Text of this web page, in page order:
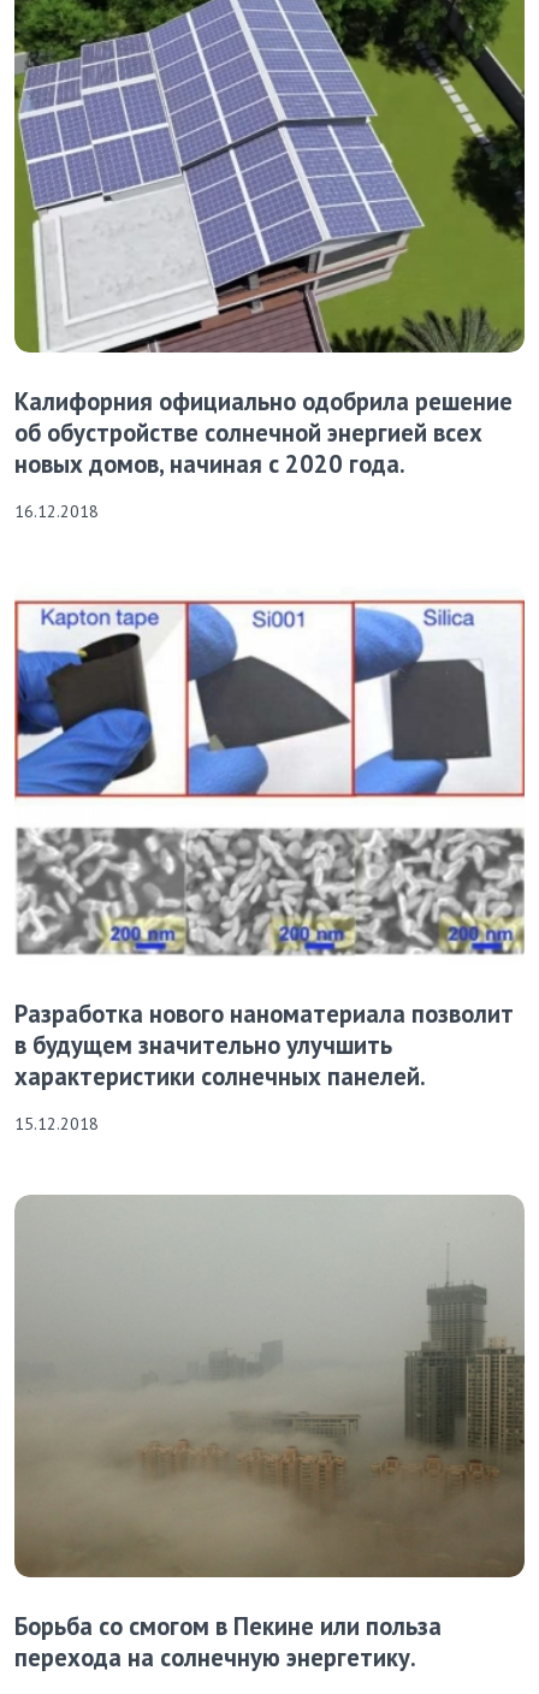
Калифорния официально одобрила решение
об обустройстве солнечной энергией всех
новых домов, начиная с 2020 года.
16.12.2018
Разработка нового наноматериала позволит
в будущем значительно улучшить
характеристики солнечных панелей.
15.12.2018
Борьба со смогом в Пекине или польза
перехода на солнечную энергетику.